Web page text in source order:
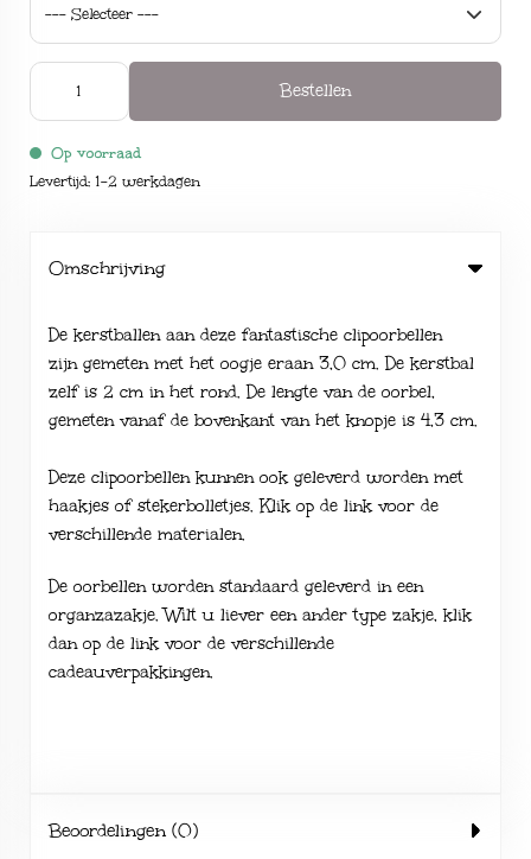
Bestellen
Op voorraad
Levertijd: 1-2 werkdagen
Omschrijving
De kerstballen aan deze fantastische clipoorbellen
zijn gemeten met het oogje eraan 3,0 cm. De kerstbal
zelf is 2 cm in het rond. De lengte van de oorbel,
gemeten vanaf de bovenkant van het knopje is 4,3 cm.
Deze clipoorbellen kunnen ook geleverd worden met
haakjes of stekerbolletjes. Klik op de link voor de
verschillende materialen.
De oorbellen worden standaard geleverd in een
organzazakje. Wilt u liever een ander type zakje, klik
dan op de link voor de verschillende
cadeauverpakkingen.
Beoordelingen (0)